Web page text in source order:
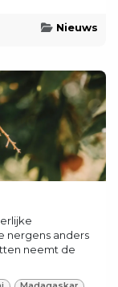
Nieuws
nergens anders
neemt de